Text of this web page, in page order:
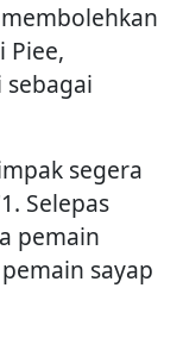
Piee,
segera
Selepas
pemain
sayap